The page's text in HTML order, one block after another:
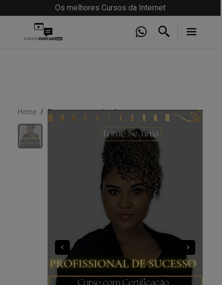
Os melhores Cursos da Internet
Home Curso permanente afro